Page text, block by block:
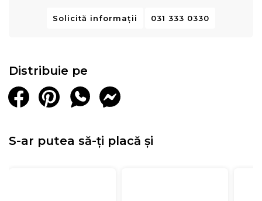
Solicită informații 031 333 0330
Distribuie pe
S-ar putea să-ți placă și